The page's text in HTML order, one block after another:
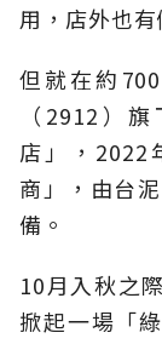
用，店外也
但就在約
（2912）
店」，2022
商」，由台
備。
10月入秋之
掀起一場「